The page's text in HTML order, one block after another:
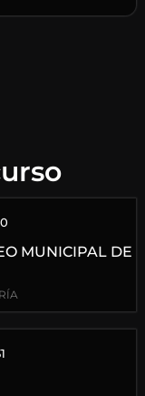
MUNICIPAL DE